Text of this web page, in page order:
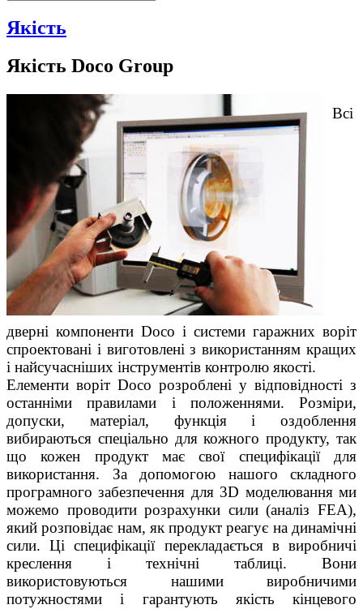
Якість
Якість Doco Group
Всі
дверні компоненти Doco і системи гаражних воріт
спроектовані і виготовлені з використанням кращих
і найсучасніших інструментів контролю якості.
Елементи воріт Doco розроблені у відповідності з
останніми правилами і положеннями. Розміри,
допуски, матеріал, функція і оздоблення
вибираються спеціально для кожного продукту, так
що кожен продукт має свої специфікації для
використання. За допомогою нашого складного
програмного забезпечення для 3D моделювання ми
можемо проводити розрахунки сили (аналіз FEA),
який розповідає нам, як продукт реагує на динамічні
сили. Ці специфікації перекладається в виробничі
креслення і технічні таблиці. Вони
використовуються нашими виробничими
потужностями і гарантують якість кінцевого